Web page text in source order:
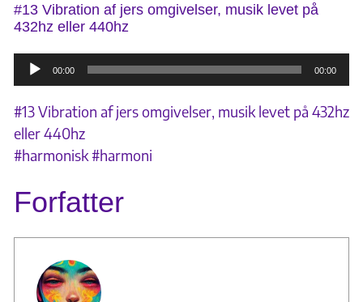
#13 Vibration af jers omgivelser, musik levet på
432hz eller 440hz
Lydafspiller
00:00 00:00
#13 Vibration af jers omgivelser, musik levet på 432hz
eller 440hz
#harmonisk #harmoni
Forfatter